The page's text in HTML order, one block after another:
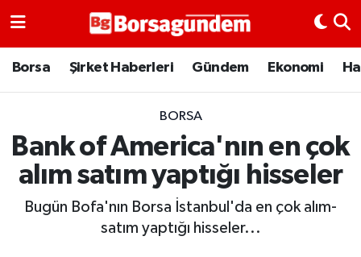
Borsa Şirket Haberleri Gündem Ekonomi
BORSA
Bank of America'nın en çok
alım satım yaptığı hisseler
Bugün Bofa'nın Borsa İstanbul'da en çok alım-
satım yaptığı hisseler...
Borsa
Emtia
Galeri